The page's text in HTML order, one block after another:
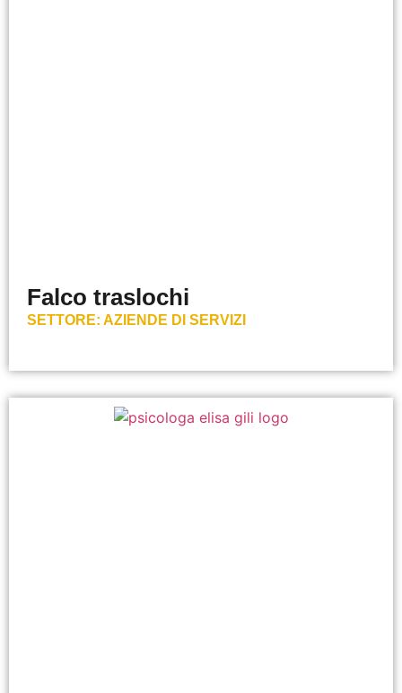
Falco traslochi
SETTORE: AZIENDE DI SERVIZI